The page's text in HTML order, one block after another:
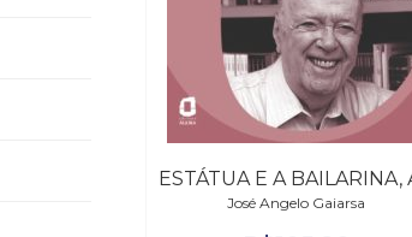
José Angelo Gaiarsa